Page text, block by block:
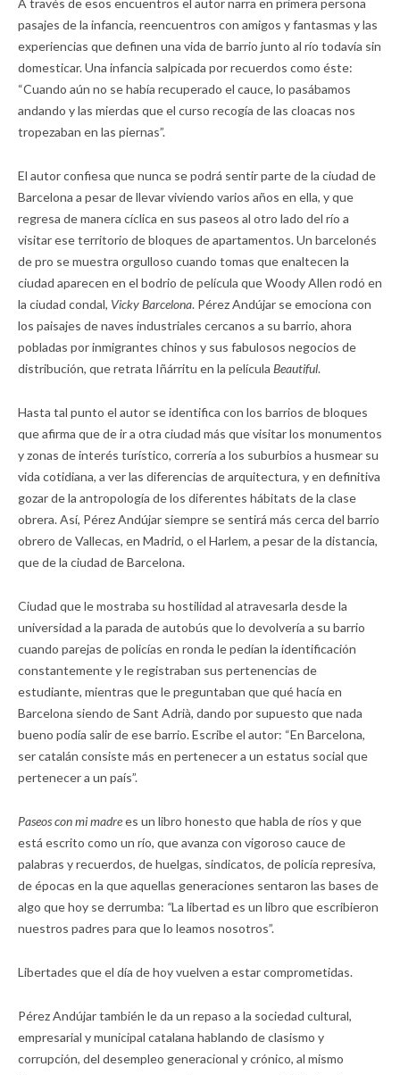
A través de esos encuentros el autor narra en primera persona
pasajes de la infancia, reencuentros con amigos y fantasmas y las
experiencias que definen una vida de barrio junto al río todavía sin
domesticar. Una infancia salpicada por recuerdos como éste:
“Cuando aún no se había recuperado el cauce, lo pasábamos
andando y las mierdas que el curso recogía de las cloacas nos
tropezaban en las piernas”.
El autor confiesa que nunca se podrá sentir parte de la ciudad de
Barcelona a pesar de llevar viviendo varios años en ella, y que
regresa de manera cíclica en sus paseos al otro lado del río a
visitar ese territorio de bloques de apartamentos. Un barcelonés
de pro se muestra orgulloso cuando tomas que enaltecen la
ciudad aparecen en el bodrio de película que Woody Allen rodó en
la ciudad condal, Vicky Barcelona. Pérez Andújar se emociona con
los paisajes de naves industriales cercanos a su barrio, ahora
pobladas por inmigrantes chinos y sus fabulosos negocios de
distribución, que retrata Iñárritu en la película Beautiful.
Hasta tal punto el autor se identifica con los barrios de bloques
que afirma que de ir a otra ciudad más que visitar los monumentos
y zonas de interés turístico, correría a los suburbios a husmear su
vida cotidiana, a ver las diferencias de arquitectura, y en definitiva
gozar de la antropología de los diferentes hábitats de la clase
obrera. Así, Pérez Andújar siempre se sentirá más cerca del barrio
obrero de Vallecas, en Madrid, o el Harlem, a pesar de la distancia,
que de la ciudad de Barcelona.
Ciudad que le mostraba su hostilidad al atravesarla desde la
universidad a la parada de autobús que lo devolvería a su barrio
cuando parejas de policías en ronda le pedían la identificación
constantemente y le registraban sus pertenencias de
estudiante, mientras que le preguntaban que qué hacía en
Barcelona siendo de Sant Adrià, dando por supuesto que nada
bueno podía salir de ese barrio. Escribe el autor: “En Barcelona,
ser catalán consiste más en pertenecer a un estatus social que
pertenecer a un país”.
Paseos con mi madrees un libro honesto que habla de ríos y que
está escrito como un río, que avanza con vigoroso cauce de
palabras y recuerdos, de huelgas, sindicatos, de policía represiva,
de épocas en la que aquellas generaciones sentaron las bases de
algo que hoy se derrumba: “La libertad es un libro que escribieron
nuestros padres para que lo leamos nosotros”.
Libertades que el día de hoy vuelven a estar comprometidas.
Pérez Andújar también le da un repaso a la sociedad cultural,
empresarial y municipal catalana hablando de clasismo y
corrupción, del desempleo generacional y crónico, al mismo